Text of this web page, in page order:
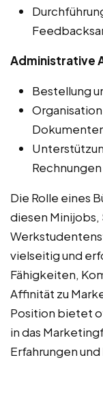
Administrative
Bestellung
Die Rolle eines
diesen
vielseitig und
Fähigkeiten,
Affinität zu
Position bietet
in das
Erfahrungen